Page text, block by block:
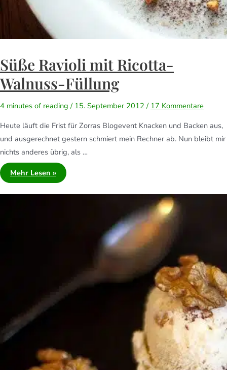
Süße Ravioli mit Ricotta-
Walnuss-Füllung
4 minutes of reading / 15. September 2012/ 17 Kommentare
Heute läuft die Frist für Zorras Blogevent Knacken und Backen aus,
und ausgerechnet gestern schmiert mein Rechner ab. Nun bleibt mir
nichts anderes übrig, als …
Mehr Lesen »